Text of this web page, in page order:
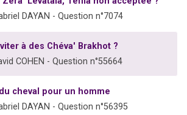
DAYAN - Question n°7074
à des Chéva' Brakhot ?
COHEN - Question n°55664
cheval pour un homme
DAYAN - Question n°56395